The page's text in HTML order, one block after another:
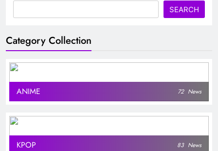
SEARCH
Category Collection
ANIME 72 News
KPOP 83 News